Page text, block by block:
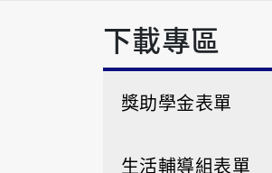
下載專區
獎助學金表單
生活輔導組表單